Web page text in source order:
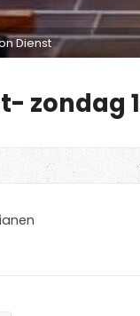
Dienst
zondag